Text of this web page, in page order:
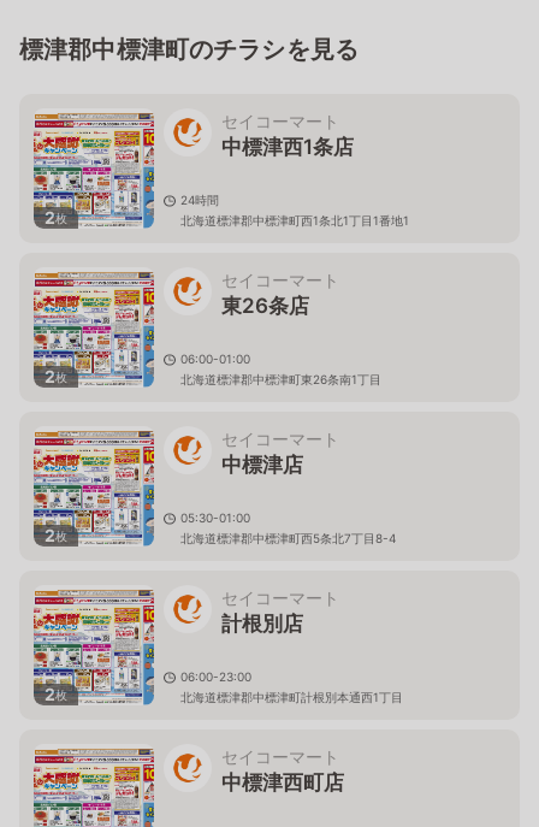
標津郡中標津町のチラシを見る
2枚
セイコーマート
中標津西1条店
24時間
北海道標津郡中標津町西1条北1丁目1番地1
2枚
セイコーマート
東26条店
06:00-01:00
北海道標津郡中標津町東26条南1丁目
2枚
セイコーマート
中標津店
05:30-01:00
北海道標津郡中標津町西5条北7丁目8-4
2枚
セイコーマート
計根別店
06:00-23:00
北海道標津郡中標津町計根別本通西1丁目
セイコーマート
中標津西町店